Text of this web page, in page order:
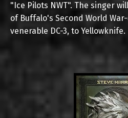
"Ice Pilots NWT". The singer
of Buffalo's Second World
venerable DC-3, to Yellowknife.